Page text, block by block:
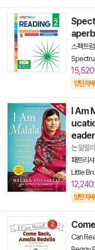
스펙트
15,520
양탄자
I Am
는 말랄
패트리
Little
12,240
양탄자
Can